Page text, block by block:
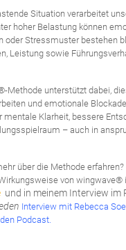
Situation verarbeitet
hoher Belastung können
oder Stressmuster bestehen
Leistung sowie
Methode unterstützt dabei,
und emotionale
mentale Klarheit, bessere
– auch in
über die Methode
von wingwave®
und in meinem Interview im
Interview mit Rebecca
Podcast.